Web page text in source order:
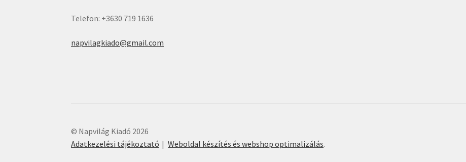
Telefon: +3630 719 1636
napvilagkiado@gmail.com
© Napvilág Kiadó 2026
Adatkezelési tájékoztató
Weboldal készítés és webshop optimalizálás.